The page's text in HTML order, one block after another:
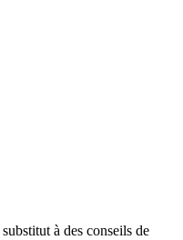
à des conseils de